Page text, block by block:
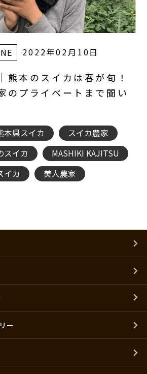
2022年02月10日
熊本のスイカは春が旬！
のプライベートまで聞い
本県スイカ
スイカ農家
スイカ
MASHIKI KAJITSU
イカ 美人農家
ー